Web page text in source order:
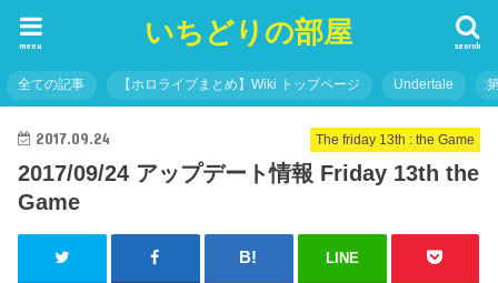
いちどりの部屋 search
menu
全ての記事 【ホロライブまとめ】Wiki トップページ Undertale
The friday 13th : the Game
2017.09.24
2017/09/24 アップデート情報 Friday 13th the
Game
LINE